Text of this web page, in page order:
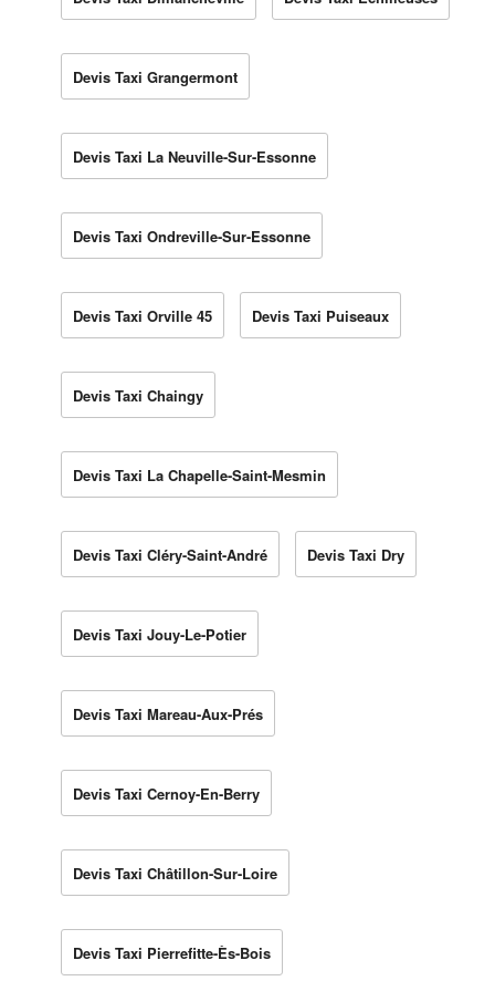
Devis Taxi Grangermont
Devis Taxi La Neuville-Sur-Essonne
Devis Taxi Ondreville-Sur-Essonne
Devis Taxi Orville 45 Devis Taxi Puiseaux
Devis Taxi Chaingy
Devis Taxi La Chapelle-Saint-Mesmin
Devis Taxi Cléry-Saint-André Devis Taxi Dry
Devis Taxi Jouy-Le-Potier
Devis Taxi Mareau-Aux-Prés
Devis Taxi Cernoy-En-Berry
Devis Taxi Châtillon-Sur-Loire
Devis Taxi Pierrefitte-Ès-Bois